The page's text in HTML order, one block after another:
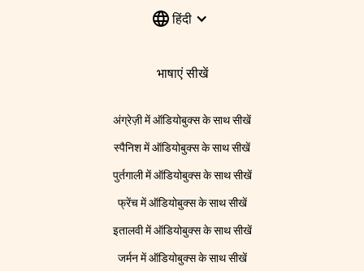
हिंदी
भाषाएं सीखें
अंग्रेज़ी में ऑडियोबुक्स के साथ सीखें
स्पैनिश में ऑडियोबुक्स के साथ सीखें
पुर्तगाली में ऑडियोबुक्स के साथ सीखें
फ्रेंच में ऑडियोबुक्स के साथ सीखें
इतालवी में ऑडियोबुक्स के साथ सीखें
जर्मन में ऑडियोबुक्स के साथ सीखें